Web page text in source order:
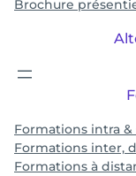
Brochure
Formations intra &
Formations inter,
Formations à